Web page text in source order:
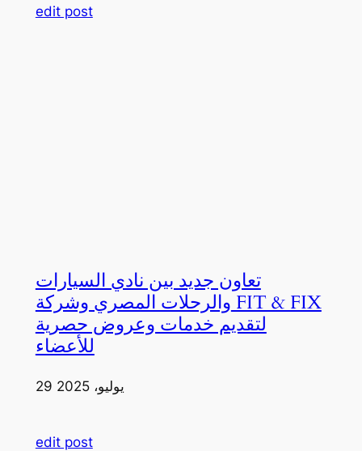
edit post
تعاون جديد بين نادي السيارات
والرحلات المصري وشركة FIT & FIX
لتقديم خدمات وعروض حصرية
للأعضاء
29 يوليو، 2025
edit post